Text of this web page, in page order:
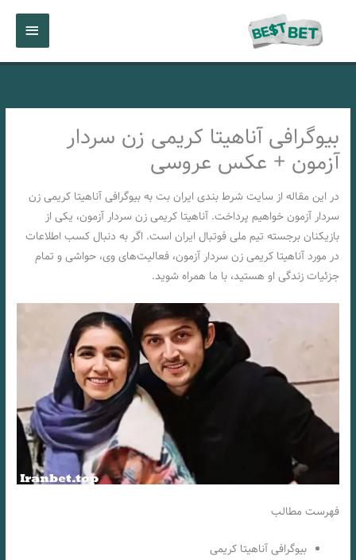
اصلی
بیوگرافی آناهیتا کریمی زن سردار
آزمون + عکس عروسی
در این مقاله از سایت شرط بندی ایران بت به بیوگرافی آناهیتا کریمی زن
سردار آزمون خواهیم پرداخت. آناهیتا کریمی زن سردار آزمون، یکی از
بازیکنان برجسته تیم ملی فوتبال ایران است. اگر به دنبال کسب اطلاعات
در مورد آناهیتا کریمی زن سردار آزمون، فعالیت‌های وی، حواشی و تمام
جزئیات زندگی او هستید، با ما همراه شوید.
فهرست مطالب
بیوگرافی آناهیتا کریمی